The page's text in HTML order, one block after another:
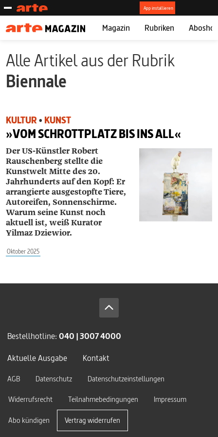
Magazin Rubriken
Alle Artikel aus der Rubrik
Biennale
KULTUR • KUNST
»VOM SCHROTTPLATZ BIS INS ALL«
Der US-Künstler Robert
Rauschenberg stellte die
Kunstwelt Mitte des 20.
Jahrhunderts auf den Kopf: Er
arrangierte ausgestopfte Tiere,
Autoreifen, Sonnenschirme.
Warum seine Kunst noch
aktuell ist, weiß Kurator
Yilmaz Dziewior.
Oktober 2025
Bestellhotline: 040 | 3007 4000
Aktuelle Ausgabe
Kontakt
AGB Datenschutz
Datenschutzeinstellungen
Widerrufsrecht
Teilnahmebedingungen Impressum
Abo kündigen Vertrag widerrufen